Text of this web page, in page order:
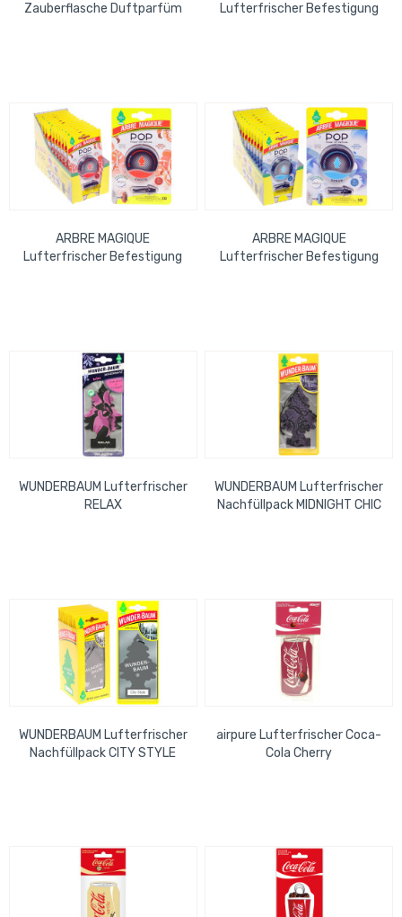
Zauberflasche Duftparfüm
Lufterfrischer Befestigung
ARBRE MAGIQUE
Lufterfrischer Befestigung
ARBRE MAGIQUE
Lufterfrischer Befestigung
WUNDERBAUM Lufterfrischer
RELAX
WUNDERBAUM Lufterfrischer
Nachfüllpack MIDNIGHT CHIC
WUNDERBAUM Lufterfrischer
Nachfüllpack CITY STYLE
airpure Lufterfrischer Coca-
Cola Cherry